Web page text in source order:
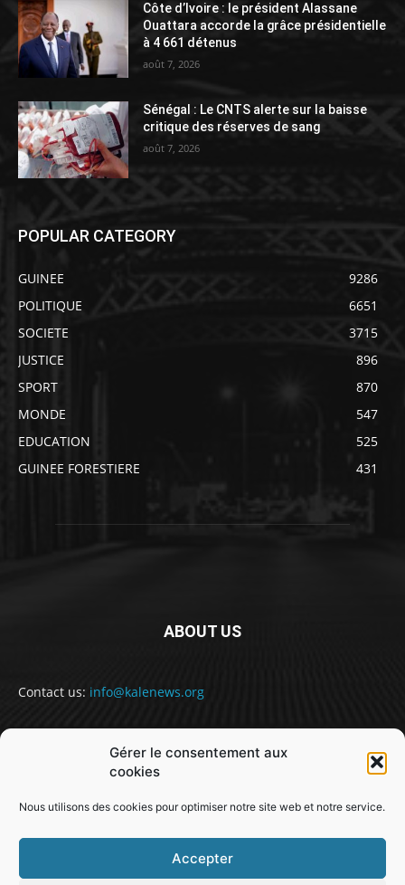
Gérer le consentement aux
cookies
Nous utilisons des cookies pour optimiser notre site web et notre service.
Accepter
Côte d’Ivoire : le président Alassane
Ouattara accorde la grâce présidentielle
à 4 661 détenus
août 7, 2026
Sénégal : Le CNTS alerte sur la baisse
critique des réserves de sang
août 7, 2026
POPULAR CATEGORY
GUINEE
9286
POLITIQUE
6651
SOCIETE
3715
JUSTICE
896
SPORT
870
MONDE
547
EDUCATION
525
GUINEE FORESTIERE
431
ABOUT US
Contact us: info@kalenews.org
FOLLOW US